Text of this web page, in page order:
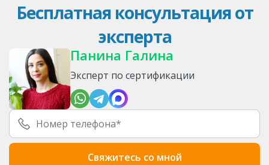
Бесплатная консультация от
эксперта
Панина Галина
Эксперт по сертификации